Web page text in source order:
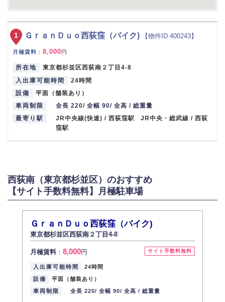
ＧｒａｎＤｕｏ西荻窪（バイク) 【物件ID 400243】
月極賃料 ： 8,000円
所在地
東京都杉並区西荻南２丁目4-8
入出庫可能時間
24時間
設備
平面（舗装あり）
車両制限
全長 220/ 全幅 90/ 全高 / 総重量
最寄り駅
JR中央線(快速) / 西荻窪駅 JR中央・総武線 / 西荻
窪駅
1
西荻南（東京都杉並区）のおすすめ
【サイト手数料無料】月極駐車場
ＧｒａｎＤｕｏ西荻窪（バイク)
東京都杉並区西荻南２丁目4-8
サイト手数料無料
月極賃料： 8,000円
入出庫可能時間
24時間
設備
平面（舗装あり）
車両制限
全長 220/ 全幅 90/ 全高 / 総重量